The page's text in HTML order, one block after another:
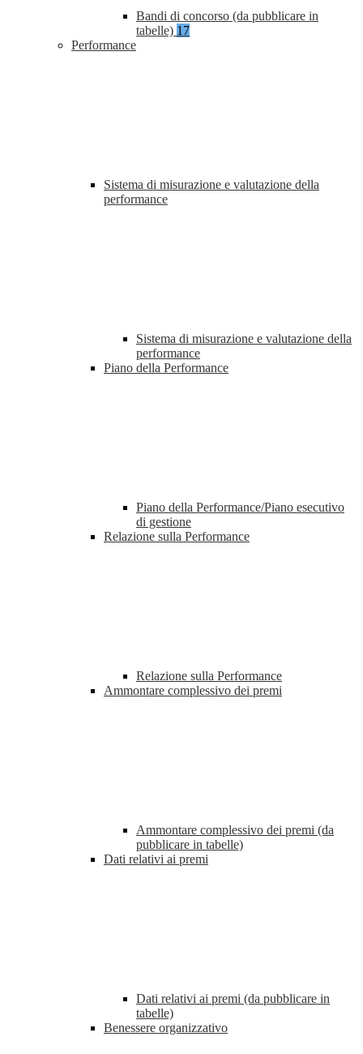
Bandi di concorso (da pubblicare in
tabelle) 17
Performance
Sistema di misurazione e valutazione della
performance
Sistema di misurazione e valutazione della
performance
Piano della Performance
Piano della Performance/Piano esecutivo
di gestione
Relazione sulla Performance
Relazione sulla Performance
Ammontare complessivo dei premi
Ammontare complessivo dei premi (da
pubblicare in tabelle)
Dati relativi ai premi
Dati relativi ai premi (da pubblicare in
tabelle)
Benessere organizzativo